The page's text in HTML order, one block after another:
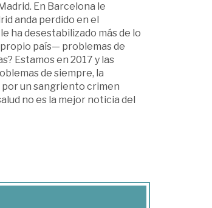
En Barcelona le
anda perdido en el
ha desestabilizado más de lo
país— problemas de
Estamos en 2017 y las
de siempre, la
por un sangriento crimen
no es la mejor noticia del